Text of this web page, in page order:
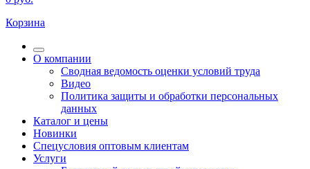
Корзина
О компании
Сводная ведомость оценки условий труда
Видео
Политика защиты и обработки персональных
данных
Каталог и цены
Новинки
Спецусловия оптовым клиентам
Услуги